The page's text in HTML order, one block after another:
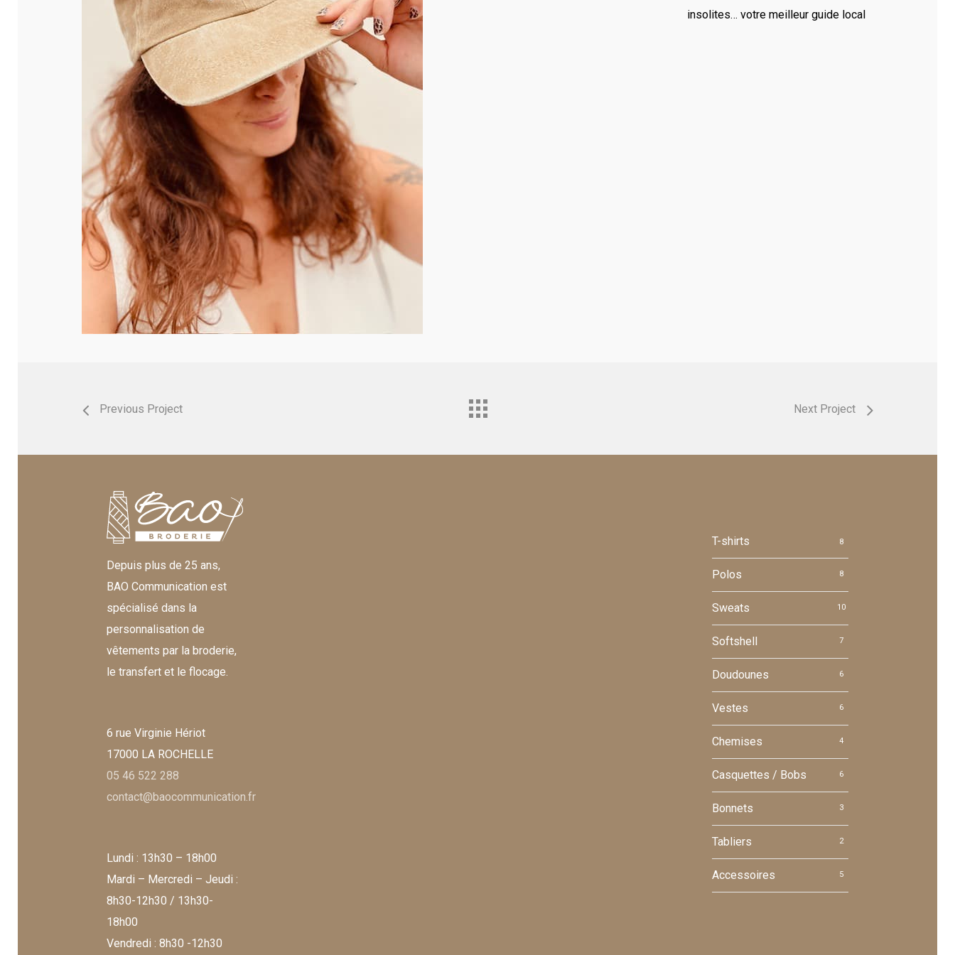
personnalisée brodée, qu’ils soient professionnels ou personnels. Notre savoir-
faire nous permet d’être un des spécialistes du brodage sur textile.
ou personnels.
insolites… votre meilleur guide local
Previous Project Next Project
Depuis plus de 25 ans,
BAO Communication est
spécialisé dans la
personnalisation de
vêtements par la broderie,
le transfert et le flocage.
6 rue Virginie Hériot
17000 LA ROCHELLE
05 46 522 288
contact@baocommunication.fr
Lundi : 13h30 – 18h00
Mardi – Mercredi – Jeudi :
8h30-12h30 / 13h30-
18h00
Vendredi : 8h30 -12h30
T-shirts 8
Polos 8
Sweats 10
Softshell 7
Doudounes 6
Vestes 6
Chemises 4
Casquettes / Bobs 6
Bonnets 3
Tabliers 2
Accessoires 5